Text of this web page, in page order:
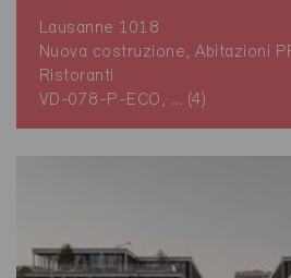
Lausanne 1018
Nuova costruzione, Abitazioni
Ristoranti
VD-078-P-ECO, ... (4)